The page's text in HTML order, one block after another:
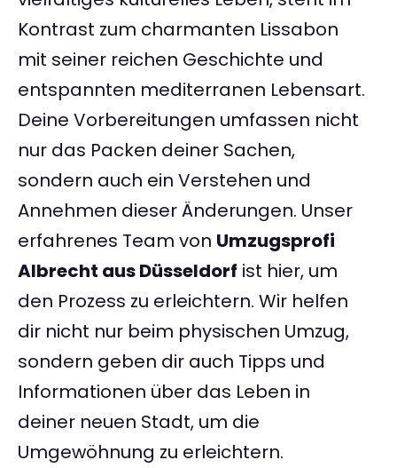
Kontrast zum charmanten Lissabon
mit seiner reichen Geschichte und
entspannten mediterranen Lebensart.
Deine Vorbereitungen umfassen nicht
nur das Packen deiner Sachen,
sondern auch ein Verstehen und
Annehmen dieser Änderungen. Unser
erfahrenes Team von Umzugsprofi
Albrecht aus Düsseldorf ist hier, um
den Prozess zu erleichtern. Wir helfen
dir nicht nur beim physischen Umzug,
sondern geben dir auch Tipps und
Informationen über das Leben in
deiner neuen Stadt, um die
Umgewöhnung zu erleichtern.